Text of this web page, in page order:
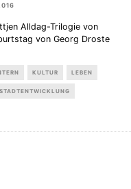
Alldag-Trilogie von
von Georg Droste
KULTUR LEBEN
STADTENTWICKLUNG